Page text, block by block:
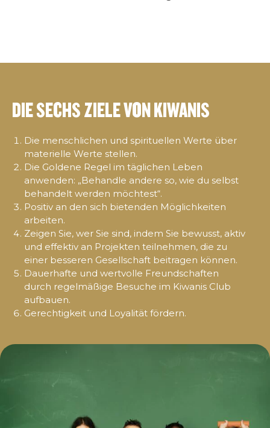
DIE SECHS ZIELE VON KIWANIS
Die menschlichen und spirituellen Werte über
materielle Werte stellen.
Die Goldene Regel im täglichen Leben
anwenden: „Behandle andere so, wie du selbst
behandelt werden möchtest“.
Positiv an den sich bietenden Möglichkeiten
arbeiten.
Zeigen Sie, wer Sie sind, indem Sie bewusst, aktiv
und effektiv an Projekten teilnehmen, die zu
einer besseren Gesellschaft beitragen können.
Dauerhafte und wertvolle Freundschaften
durch regelmäßige Besuche im Kiwanis Club
aufbauen.
Gerechtigkeit und Loyalität fördern.